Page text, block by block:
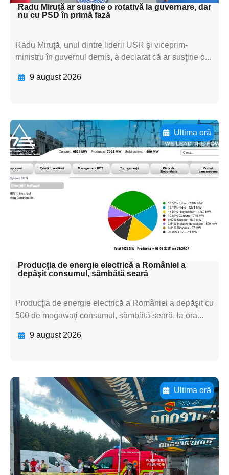
Radu Miruţă ar susţine o rotativă la guvernare, dar
nu cu PSD în primă fază
Radu Miruţă, unul dintre liderii USR şi viceprim-
ministru în guvernul demis, a declarat că ar susţine o...
9 august 2026
Ultima oră
Adaugă aici textul pentru
subtitluAdaugă aici
textul pentru
subtitluAdaugă aici
textul pentru
subtitluAdaugă aici
textul pentru subti
Producţia de energie electrică a României a
depăşit consumul, sâmbătă seară
Producţia de energie electrică a României a depăşit cu
500 de megawaţi consumul, sâmbătă seară, la ora...
9 august 2026
Ultima oră
Adaugă aici textul pentru
subtitluAdaugă aici
textul pentru
subtitluAdaugă aici